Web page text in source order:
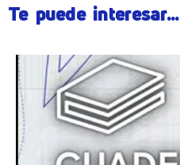
Te puede interesar...